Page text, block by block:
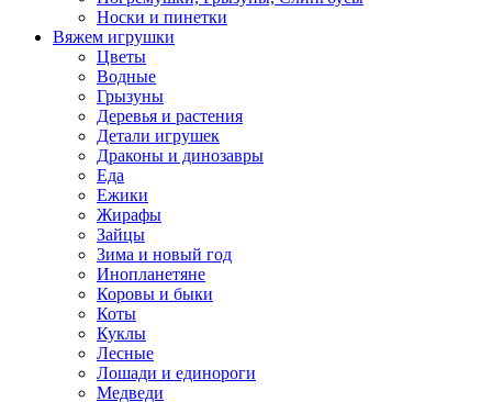
Носки и пинетки
Вяжем игрушки
Цветы
Водные
Грызуны
Деревья и растения
Детали игрушек
Драконы и динозавры
Еда
Ежики
Жирафы
Зайцы
Зима и новый год
Инопланетяне
Коровы и быки
Коты
Куклы
Лесные
Лошади и единороги
Медведи